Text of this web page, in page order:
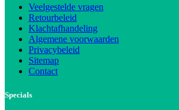
Veelgestelde vragen
Retourbeleid
Klachtafhandeling
Algemene voorwaarden
Privacybeleid
Sitemap
Contact
Specials